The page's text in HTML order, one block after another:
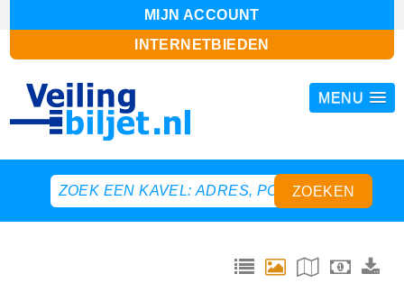
MENU
MIJN ACCOUNT
INTERNETBIEDEN